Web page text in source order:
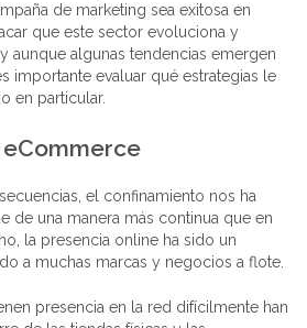
de marketing sea exitosa en
que este sector evoluciona y
aunque algunas tendencias emergen
importante evaluar qué estrategias le
en particular.
el confinamiento nos ha
de una manera más continua que en
la presencia online ha sido un
a muchas marcas y negocios a flote.
presencia en la red difícilmente han